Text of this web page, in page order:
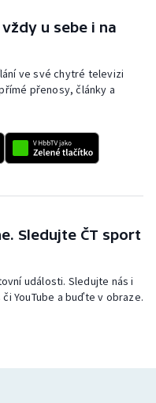
u sebe i na
ve své chytré televizi
přenosy, články a
Sledujte ČT sport
události. Sledujte nás i
YouTube a buďte v obraze.